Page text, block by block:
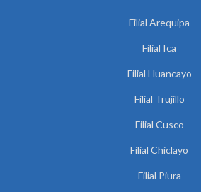
Filial Arequipa
Filial Ica
Filial Huancayo
Filial Trujillo
Filial Cusco
Filial Chiclayo
Filial Piura